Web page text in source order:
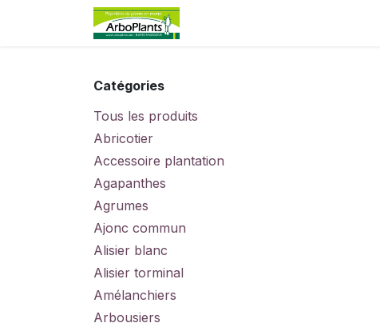
Se rendre au contenu
Catégories
Tous les produits
Abricotier
Accessoire plantation
Agapanthes
Agrumes
Ajonc commun
Alisier blanc
Alisier torminal
Amélanchiers
Arbousiers